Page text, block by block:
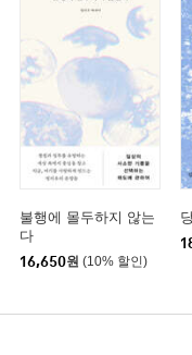
불행에 몰두하지 않는
다
16,650원 (10% 할인)